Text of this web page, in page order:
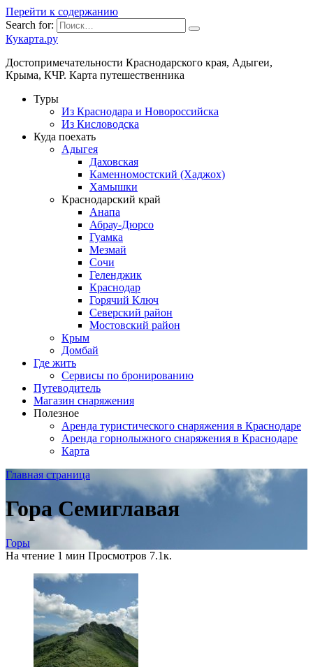
Перейти к содержанию
Search for:
Кукарта.ру
Достопримечательности Краснодарского края, Адыгеи,
Крыма, КЧР. Карта путешественника
Туры
Из Краснодара и Новороссийска
Из Кисловодска
Куда поехать
Адыгея
Даховская
Каменномостский (Хаджох)
Хамышки
Краснодарский край
Анапа
Абрау-Дюрсо
Гуамка
Мезмай
Сочи
Геленджик
Краснодар
Горячий Ключ
Северский район
Мостовский район
Крым
Домбай
Где жить
Сервисы по бронированию
Путеводитель
Магазин снаряжения
Полезное
Аренда туристического снаряжения в Краснодаре
Аренда горнолыжного снаряжения в Краснодаре
Карта
Главная страница
Гора Семиглавая
Горы
На чтение 1 мин Просмотров 7.1к.